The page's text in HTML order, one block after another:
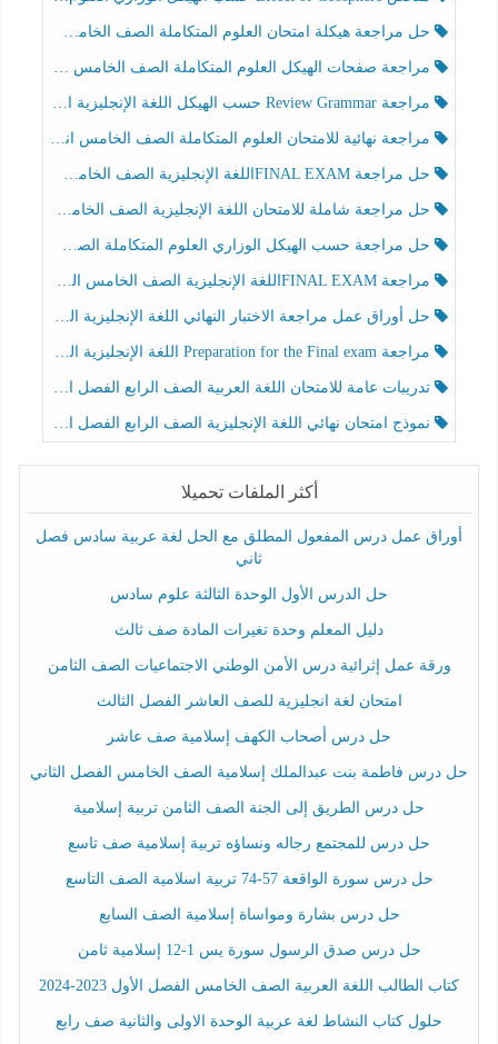
حل مراجعة هيكلة امتحان العلوم المتكاملة الصف الخامس عام الفصل الثالث
مراجعة صفحات الهيكل العلوم المتكاملة الصف الخامس انسبير الفصل الثالث
مراجعة Review Grammar حسب الهيكل اللغة الإنجليزية الصف الخامس الفصل الثالث
مراجعة نهائية للامتحان العلوم المتكاملة الصف الخامس انسبير الفصل الثالث
حل مراجعة FINAL EXAMاللغة الإنجليزية الصف الخامس الفصل الثالث
حل مراجعة شاملة للامتحان اللغة الإنجليزية الصف الخامس الفصل الثالث
حل مراجعة حسب الهيكل الوزاري العلوم المتكاملة الصف الخامس عام الفصل الثالث
مراجعة FINAL EXAMاللغة الإنجليزية الصف الخامس الفصل الثالث
حل أوراق عمل مراجعة الاختبار النهائي اللغة الإنجليزية الصف الرابع الفصل الثالث
مراجعة Preparation for the Final exam اللغة الإنجليزية الصف الرابع الفصل الثالث
تدريبات عامة للامتحان اللغة العربية الصف الرابع الفصل الثالث
نموذج امتحان نهائي اللغة الإنجليزية الصف الرابع الفصل الثالث
أكثر الملفات تحميلا
أوراق عمل درس المفعول المطلق مع الحل لغة عربية سادس فصل
ثاني
حل الدرس الأول الوحدة الثالثة علوم سادس
دليل المعلم وحدة تغيرات المادة صف ثالث
ورقة عمل إثرائية درس الأمن الوطني الاجتماعيات الصف الثامن
امتحان لغة انجليزية للصف العاشر الفصل الثالث
حل درس أصحاب الكهف إسلامية صف عاشر
حل درس فاطمة بنت عبدالملك إسلامية الصف الخامس الفصل الثاني
حل درس الطريق إلى الجنة الصف الثامن تربية إسلامية
حل درس للمجتمع رجاله ونساؤه تربية إسلامية صف تاسع
حل درس سورة الواقعة 57-74 تربية اسلامية الصف التاسع
حل درس بشارة ومواساة إسلامية الصف السابع
حل درس صدق الرسول سورة يس 1-12 إسلامية ثامن
كتاب الطالب اللغة العربية الصف الخامس الفصل الأول 2023-2024
حلول كتاب النشاط لغة عربية الوحدة الاولى والثانية صف رابع